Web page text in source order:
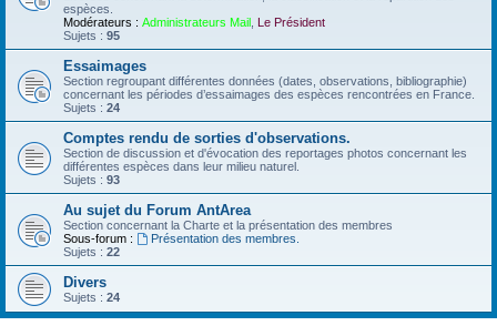
espèces.
Modérateurs : Administrateurs Mail Le Président
Sujets : 95
Essaimages
Section regroupant différentes données (dates, observations, bibliographie)
concernant les périodes d’essaimages des espèces rencontrées en France.
Sujets : 24
Comptes rendu de sorties d'observations.
Section de discussion et d'évocation des reportages photos concernant les
différentes espèces dans leur milieu naturel.
Sujets : 93
Au sujet du Forum AntArea
Section concernant la Charte et la présentation des membres
Sous-forum :
Présentation des membres.
Sujets : 22
Divers
Sujets : 24